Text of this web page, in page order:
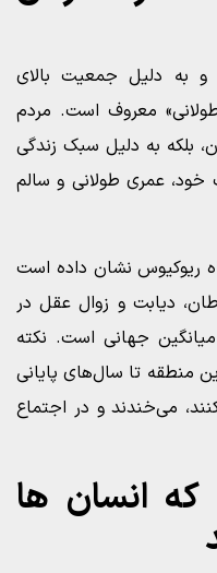
و به دلیل جمعیت بالای
معروف است. مردم
بلکه به دلیل سبک زندگی
خود، عمری طولانی و سالم
ریوکیوس نشان داده است
دیابت و زوال عقل در
میانگین جهانی است. نکته
منطقه تا سال‌های پایانی
می‌خندند و در اجتماع
که انسان‌ ها